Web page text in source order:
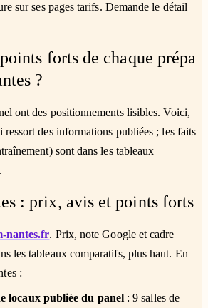
sur ses pages tarifs. Demande le détail
forts de chaque prépa
?
ont des positionnements lisibles. Voici,
ressort des informations publiées ; les faits
sont dans les tableaux
: prix, avis et points forts
nantes.fr. Prix, note Google et cadre
les tableaux comparatifs, plus haut. En
:
locaux publiée du panel: 9 salles de